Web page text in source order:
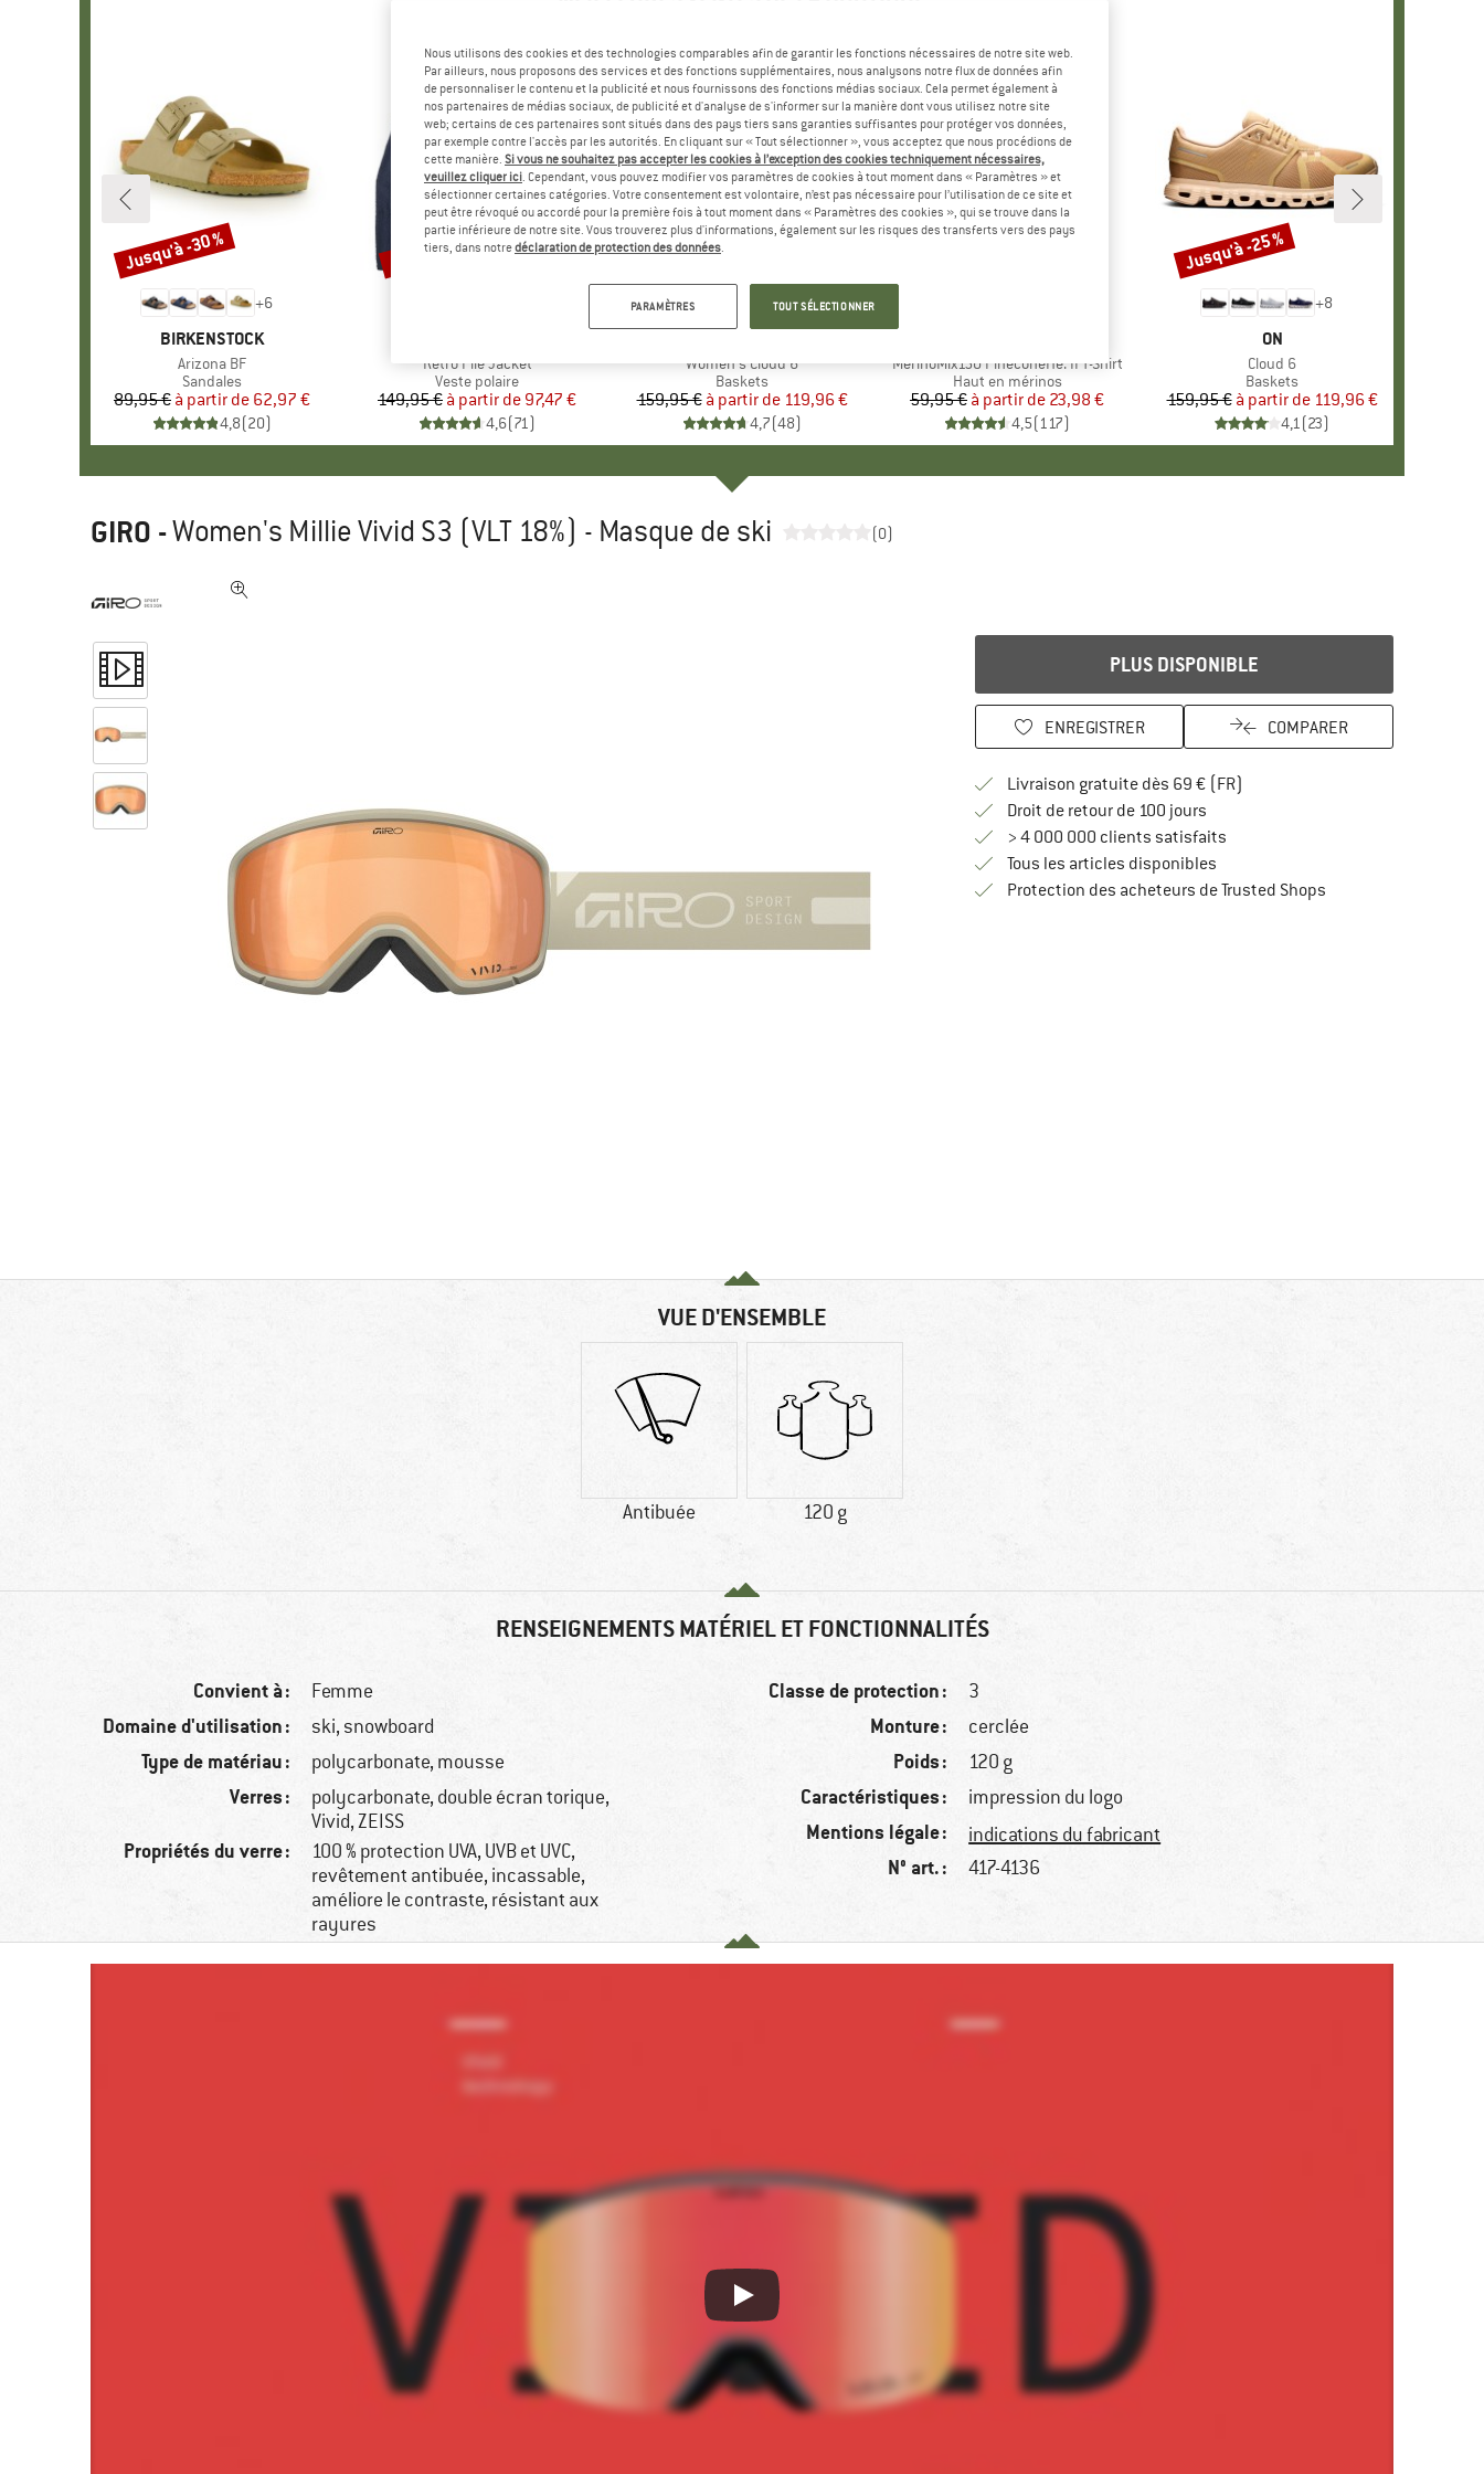
+6
MARQUE
BIRKENSTOCK
Article
Arizona BF
Product group
Sandales
Prix
89,95 € Prix réduit
à partir de 62,97 €
4,8(20)
Remise
Jusqu'à -30 %
Article
Retro Pile Jacket
Product group
Veste polaire
Prix
149,95 € Prix réduit
à partir de 97,47 €
4,6(71)
Remise
Jusqu'à -35 %
+9
Article
Women's Cloud 6
Product group
Baskets
Prix
159,95 € Prix réduit
à partir de 119,96 €
4,7(48)
Remise
Jusqu'à -25 %
Article
MerinoMix150 PineconeHe. II T-Shirt
Product group
Haut en mérinos
Prix
59,95 € Prix réduit
à partir de 23,98 €
4,5(117)
Jusqu'à -60 %
+8
MARQUE
ON
Article
Cloud 6
Product group
Baskets
Prix
159,95 € Prix réduit
à partir de 119,96 €
4,1(23)
Remise
Jusqu'à -25 %
GIRO -Women's Millie Vivid S3 (VLT 18%) - Masque de ski (0)
PLUS DISPONIBLE
ENREGISTRER COMPARER
Livraison gratuite dès 69 € (FR)
Droit de retour de 100 joursTrouve les informations de
> 4 000 000 clients satisfaits
Tous les articles disponibles
Protection des acheteurs de Trusted ShopsTrouve toutes les
VUE D'ENSEMBLE
Antibuée 120 g
RENSEIGNEMENTS MATÉRIEL ET FONCTIONNALITÉS
Convient à : Femme
Domaine d'utilisation : ski, snowboard
Type de matériau : polycarbonate, mousse
Verres :
polycarbonate, double écran torique,
Vivid, ZEISS
Propriétés du verre :
100 % protection UVA, UVB et UVC,
revêtement antibuée, incassable,
améliore le contraste, résistant aux
rayures
Classe de protection : 3
Monture : cerclée
Poids : 120 g
Caractéristiques : impression du logo
Mentions légale : indications du fabricant
N° art. : 417-4136
Nous utilisons des cookies et des technologies comparables afin de garantir les fonctions nécessaires de notre site web.
Par ailleurs, nous proposons des services et des fonctions supplémentaires, nous analysons notre flux de données afin
de personnaliser le contenu et la publicité et nous fournissons des fonctions médias sociaux. Cela permet également à
nos partenaires de médias sociaux, de publicité et d'analyse de s'informer sur la manière dont vous utilisez notre site
web; certains de ces partenaires sont situés dans des pays tiers sans garanties suffisantes pour protéger vos données,
par exemple contre l'accès par les autorités. En cliquant sur « Tout sélectionner », vous acceptez que nous procédions de
cette manière. Si vous ne souhaitez pas accepter les cookies à l’exception des cookies techniquement nécessaires,
veuillez cliquer ici. Cependant, vous pouvez modifier vos paramètres de cookies à tout moment dans « Paramètres » et
sélectionner certaines catégories. Votre consentement est volontaire, n’est pas nécessaire pour l’utilisation de ce site et
peut être révoqué ou accordé pour la première fois à tout moment dans « Paramètres des cookies », qui se trouve dans la
partie inférieure de notre site. Vous trouverez plus d'informations, également sur les risques des transferts vers des pays
tiers, dans notredéclaration de protection des données.
PARAMÈTRES TOUT SÉLECTIONNER